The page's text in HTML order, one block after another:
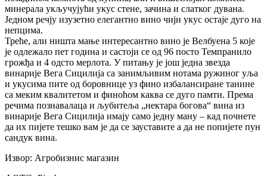
минерала укључујући укус стене, зачина и слатког дувана.
Једном речју изузетно елегантно вино чији укус остаје дуго на
непцима.
Треће, али ништа мање интересантно вино је Велбуена 5 које
је одлежало пет година и састоји се од 96 посто Темпранило
грожђа и 4 одсто мерлота. У питању је још једна звезда
винарије Вега Сицилија са занимљивим нотама ружиног уља
и укусима пите од боровнице уз фино избалансиране танине
са меким квалитетом и финоћом каква се дуго памти. Према
речима познавалаца и љубитеља „нектара богова“ вина из
винарије Вега Сицилија имају само једну ману – кад почнете
да их пијете тешко вам је да се зауставите а да не попијете пун
сандук вина.
Извор: Агробизнис магазин